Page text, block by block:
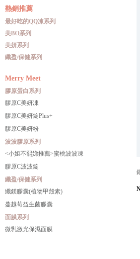
熱銷推薦
最好吃的QQ凍系列
美BO系列
美妍系列
纖盈/保健系列
Merry Meet
膠原蛋白系列
膠原C美妍凍
膠原C美妍錠Plus+
膠原C美妍粉
波波膠原系列
<小姐不熙娣推薦>蜜桃波波凍
膠原C波波錠
纖盈/保健系列
纖鎂膠囊(植物甲殼素)
蔓越莓益生菌膠囊
面膜系列
微乳激光保濕面膜